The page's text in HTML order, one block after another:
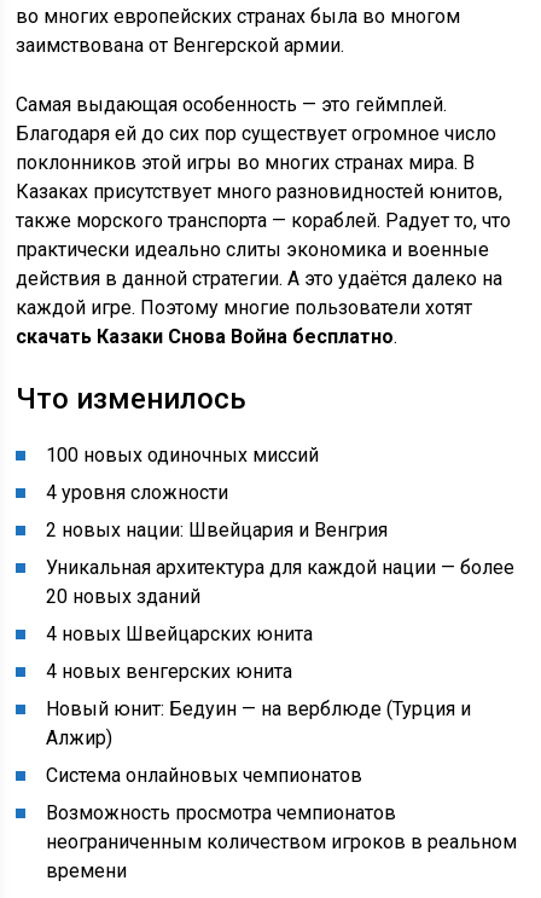
во многих европейских странах была во многом
заимствована от Венгерской армии.
Самая выдающая особенность — это геймплей.
Благодаря ей до сих пор существует огромное число
поклонников этой игры во многих странах мира. В
Казаках присутствует много разновидностей юнитов,
также морского транспорта — кораблей. Радует то, что
практически идеально слиты экономика и военные
действия в данной стратегии. А это удаётся далеко на
каждой игре. Поэтому многие пользователи хотят
скачать Казаки Снова Война бесплатно.
Что изменилось
100 новых одиночных миссий
4 уровня сложности
2 новых нации: Швейцария и Венгрия
Уникальная архитектура для каждой нации — более
20 новых зданий
4 новых Швейцарских юнита
4 новых венгерских юнита
Новый юнит: Бедуин — на верблюде (Турция и
Алжир)
Система онлайновых чемпионатов
Возможность просмотра чемпионатов
неограниченным количеством игроков в реальном
времени